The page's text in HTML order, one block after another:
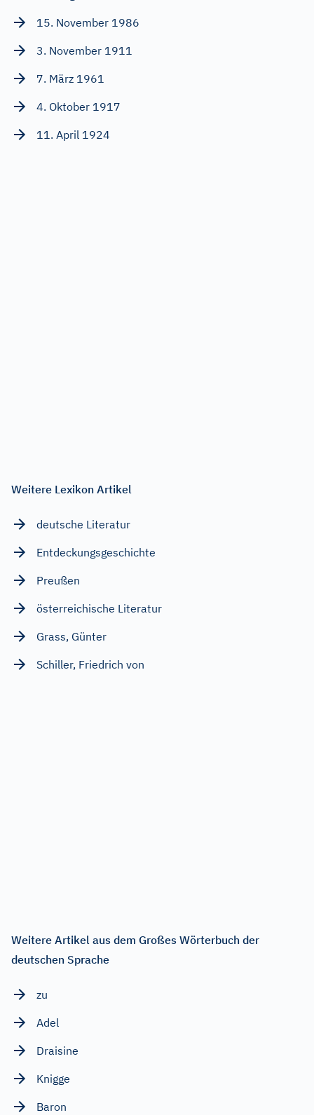
15. November 1986
3. November 1911
7. März 1961
4. Oktober 1917
11. April 1924
Weitere Lexikon Artikel
deutsche Literatur
Entdeckungsgeschichte
Preußen
österreichische Literatur
Grass, Günter
Schiller, Friedrich von
Weitere Artikel aus dem Großes Wörterbuch der
deutschen Sprache
zu
Adel
Draisine
Knigge
Baron